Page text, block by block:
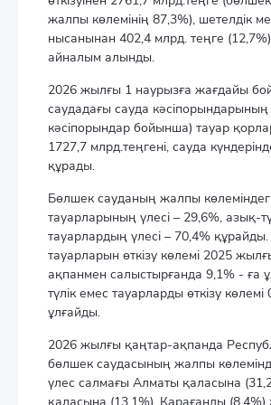
жалпы көлемінің 87,3%), шетелдік
нысанынан 402,4 млрд. теңге
айналым алынды.
2026 жылғы 1 наурызға жағдайы
саудадағы сауда кәсіпорындарының
кәсіпорындар бойынша) тауар
1727,7 млрд.теңгені, сауда
құрады.
Бөлшек сауданың жалпы
тауарларының үлесі – 29,6%, азық-
тауарлардың үлесі – 70,4%
тауарларын өткізу көлемі 2025
ақпанмен салыстырғанда 9,1% - ға
түлік емес тауарларды өткізу көлемі
ұлғайды.
2026 жылғы қаңтар-ақпанда
бөлшек саудасының жалпы
үлес салмағы Алматы қаласына